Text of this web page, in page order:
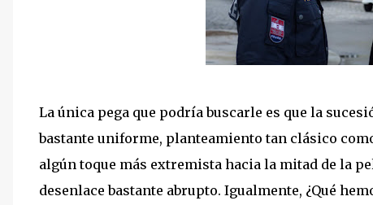
La única pega que podría buscarle es que la
bastante uniforme, planteamiento tan clásico
algún toque más extremista hacia la mitad de la
desenlace bastante abrupto. Igualmente, ¿Qué